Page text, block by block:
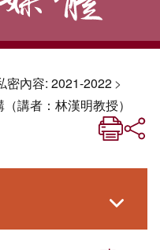
密內容: 2021-2022>
講者：林漢明教授）